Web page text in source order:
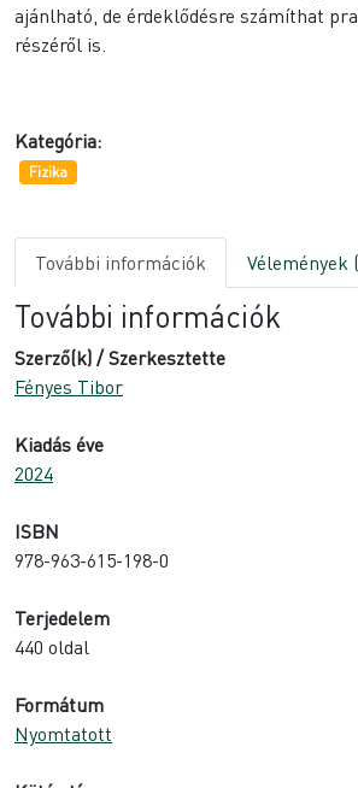
ajánlható, de érdeklődésre számíthat
részéről is.
Kategória:
Fizika
További információk Vélemények
További információk
Szerző(k) / Szerkesztette
Fényes Tibor
Kiadás éve
2024
ISBN
978-963-615-198-0
Terjedelem
440 oldal
Formátum
Nyomtatott